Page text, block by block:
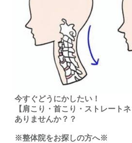
今すぐどうにかしたい！
【肩こり・首こり・ストレート
ありませんか？？
※整体院をお探しの方へ※